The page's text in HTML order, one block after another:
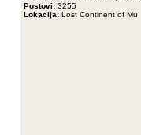
Postovi: 3255
Lokacija: Lost Continent of Mu